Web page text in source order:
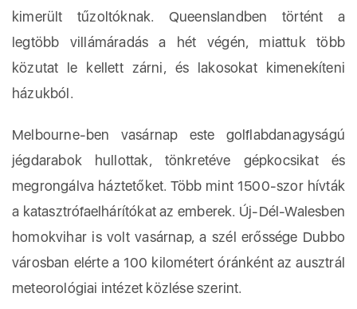
kimerült tűzoltóknak. Queenslandben történt a
legtöbb villámáradás a hét végén, miattuk több
közutat le kellett zárni, és lakosokat kimenekíteni
házukból.
Melbourne-ben vasárnap este golflabdanagyságú
jégdarabok hullottak, tönkretéve gépkocsikat és
megrongálva háztetőket. Több mint 1500-szor hívták
a katasztrófaelhárítókat az emberek. Új-Dél-Walesben
homokvihar is volt vasárnap, a szél erőssége Dubbo
városban elérte a 100 kilométert óránként az ausztrál
meteorológiai intézet közlése szerint.